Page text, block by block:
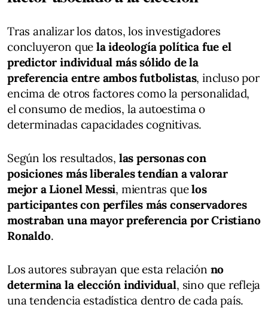
Tras analizar los datos, los investigadores
concluyeron que la ideología política fue el
predictor individual más sólido de la
preferencia entre ambos futbolistas, incluso por
encima de otros factores como la personalidad,
el consumo de medios, la autoestima o
determinadas capacidades cognitivas.
Según los resultados, las personas con
posiciones más liberales tendían a valorar
mejor a Lionel Messi, mientras quelos
participantes con perfiles más conservadores
mostraban una mayor preferencia por Cristiano
Ronaldo.
Los autores subrayan que esta relación no
determina la elección individual, sino que refleja
una tendencia estadística dentro de cada país.